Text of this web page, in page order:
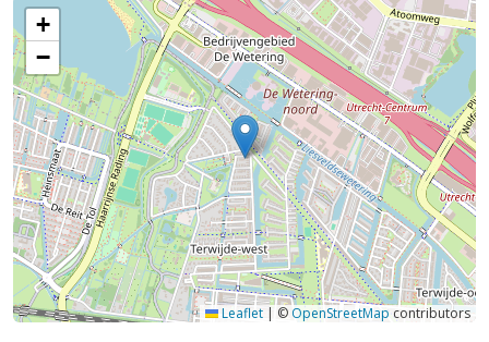
+
−
Leaflet | © OpenStreetMapcontributors